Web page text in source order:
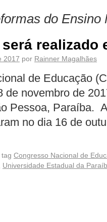
do Ensino
será realizado
2017 por Rainner Magalhães
de Educação
de novembro de
Pessoa, Paraíba.
no dia 16 de
Congresso Nacional de
Universidade Estadual da